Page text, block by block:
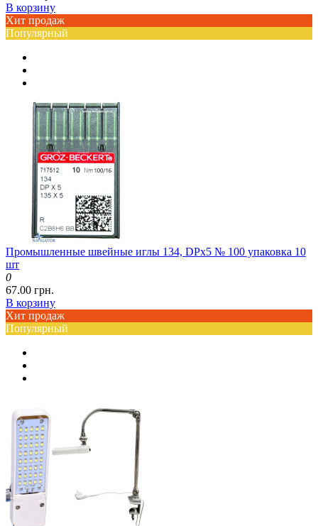
В корзину
Хит продаж
Популярный
Промышленные швейные иглы 134, DPx5 № 100 упаковка 10
шт
0
67.00 грн.
В корзину
Хит продаж
Популярный